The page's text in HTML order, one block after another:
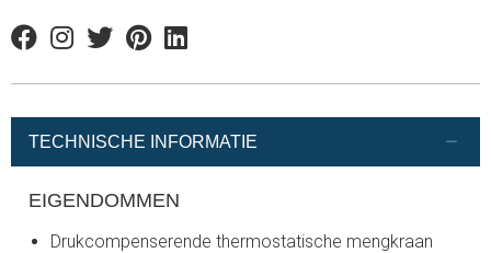
FacebookInstagram
TwitterPinterestLinkedin
TECHNISCHE INFORMATIE
EIGENDOMMEN
Drukcompenserende thermostatische mengkraan